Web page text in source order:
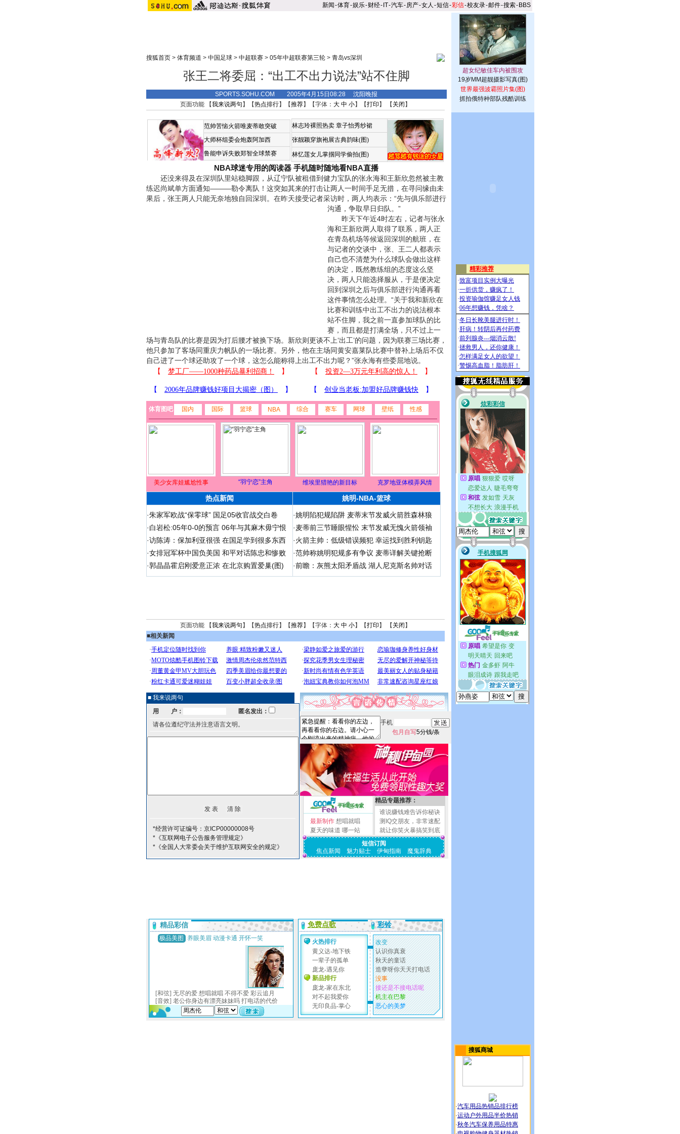
新闻-体育-娱乐-财经- IT-汽车-房产-女人 -短信-彩信-校友录-邮件-搜索- BBS
搜狐首页> 体育频道 > 中国足球> 中超联赛> 05年中超联赛第三轮> 青岛vs深圳
张王二将委屈：“出工不出力说法”站不住脚
SPORTS.SOHU.COM 2005年4月15日08:28 沈阳晚报
页面功能 【我来说两句 】【热点排行】【推荐】【字体： 大 中 小】【打印 】 【 关闭 】
范帅苦恼火箭唯麦蒂敢突破
大师杯组委会炮轰阿加西
鲁能申诉失败郑智全球禁赛
林志玲裸照热卖 章子怡秀纱裙
张靓颖穿旗袍展古典韵味(图)
林忆莲女儿掌掴同学偷拍(图)
NBA球迷专用的阅读器 手机随时随地看NBA直播
还没来得及在深圳队里站稳脚跟，从辽宁队被租借到健力宝队的张永海和王新欣忽然被主教
练迟尚斌单方面通知———勒令离队！这突如其来的打击让两人一时间手足无措，在寻问缘由未
果后，张王两人只能无奈地独自回深圳。 在昨天接受记者采访时，两人均表示：“先与俱乐部进行
沟通，争取早日归队。”
昨天下午近4时左右，记者与张永
海和王新欣两人取得了联系，两人正
在青岛机场等候返回深圳的航班，在
与记者的交谈中，张、王二人都表示
自己也不清楚为什么球队会做出这样
的决定，既然教练组的态度这么坚
决，两人只能选择服从，于是便决定
回到深圳之后与俱乐部进行沟通再看
这件事情怎么处理。“关于我和新欣在
比赛和训练中出工不出力的说法根本
站不住脚，我之前一直参加球队的比
赛，而且都是打满全场，只不过上一
场与青岛队的比赛是因为打后腰才被换下场。新欣则更谈不上‘出工’的问题，因为联赛三场比赛，
他只参加了客场同重庆力帆队的一场比赛。另外，他在主场同黄安嘉莱队比赛中替补上场后不仅
自己进了一个球还助攻了一个球，这怎么能称得上出工不出力呢？”张永海有些委屈地说。
体育图吧 国内 国际 篮球 NBA 综合 赛车 网球 壁纸 性感
美少女库娃尴尬性事 “羽宁恋”主角 维埃里猎艳的新目标 克罗地亚体模弄风情
热点新闻 姚明-NBA-篮球
·朱家军欧战“保零球” 国足05收官战交白卷
·白岩松:05年0-0的预言 06年与其麻木毋宁恨
·访陈涛：保加利亚很强 在国足学到很多东西
·女排冠军杯中国负美国 和平对话陈忠和惨败
·郭晶晶霍启刚爱意正浓 在北京购置爱巢(图)
·姚明陷犯规陷阱 麦蒂末节发威火箭胜森林狼
·麦蒂前三节睡眼惺忪 末节发威无愧火箭领袖
·火箭主帅：低级错误频犯 幸运找到胜利钥匙
·范帅称姚明犯规多有争议 麦蒂详解关键抢断
·前瞻：灰熊太阳矛盾战 湖人尼克斯名帅对话
页面功能 【我来说两句 】【热点排行】【推荐】【字体： 大 中 小】【打印 】 【 关闭 】
■相关新闻
■ 我来说两句
用 户：
匿名发出：
请各位遵纪守法并注意语言文明。
*经营许可证编号：京ICP00000008号
*《互联网电子公告服务管理规定》
*《全国人大常委会关于维护互联网安全的规定》
手机
包月自写5分钱/条
最新制作 想唱就唱
夏天的味道 哪一站
精品专题推荐：
谁说赚钱难告诉你秘诀
测IQ交朋友，非常速配
就让你笑火暴搞笑到底
短信订阅
焦点新闻
魅力贴士 伊甸指南 魔鬼辞典
19岁MM超靓摄影写真(图)
世界最强波霸照片集(图)
抓拍俄特种部队残酷训练
搜狐商城
·汽车用品热销品排行榜
·运动户外用品半价热销
·秋冬汽车保养用品特惠